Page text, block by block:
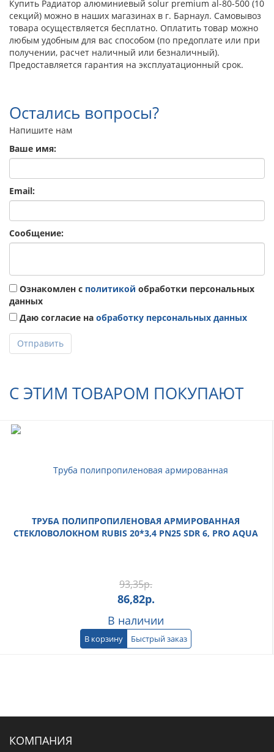
Купить Радиатор алюминиевый solur premium al-80-500 (10
секций) можно в наших магазинах в г. Барнаул. Самовывоз
товара осуществляется бесплатно. Оплатить товар можно
любым удобным для вас способом (по предоплате или при
получении, расчет наличный или безналичный).
Предоставляется гарантия на эксплуатационный срок.
Остались вопросы?
Напишите нам
Ваше имя:
Email:
Сообщение:
Ознакомлен с политикой обработки персональных
данных
Даю согласие на обработку персональных данных
Отправить
С ЭТИМ ТОВАРОМ ПОКУПАЮТ
ТРУБА ПОЛИПРОПИЛЕНОВАЯ АРМИРОВАННАЯ
СТЕКЛОВОЛОКНОМ RUBIS 20*3,4 PN25 SDR 6, PRO AQUA
93,35р.
86,82р.
В наличии
В корзину Быстрый заказ
КОМПАНИЯ